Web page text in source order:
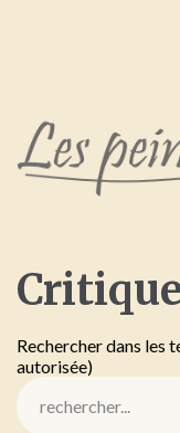
Rechercher dans les
autorisée)